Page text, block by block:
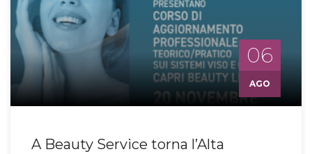
06
AGO
A Beauty Service torna l’Alta